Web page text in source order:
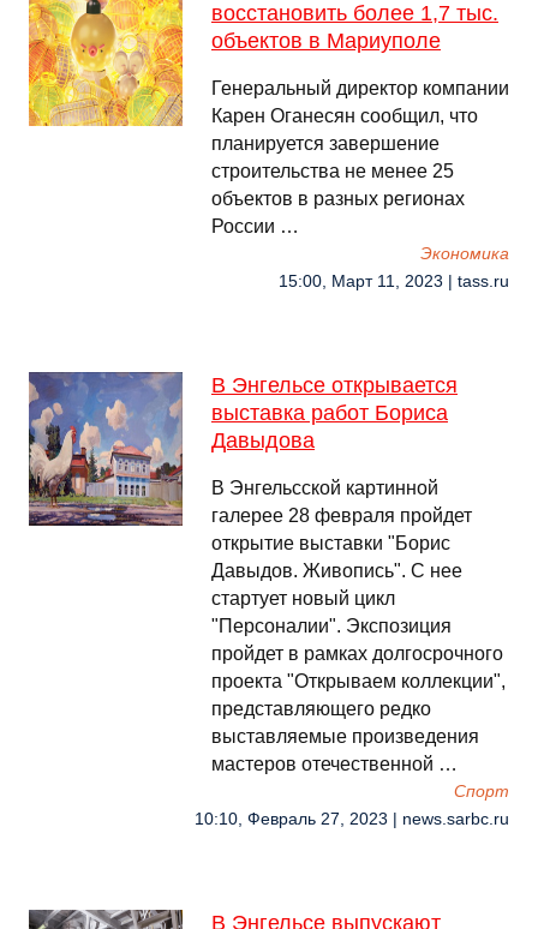
восстановить более 1,7 тыс.
объектов в Мариуполе
Генеральный директор компании
Карен Оганесян сообщил, что
планируется завершение
строительства не менее 25
объектов в разных регионах
России …
Экономика
15:00, Март 11, 2023 | tass.ru
В Энгельсе открывается
выставка работ Бориса
Давыдова
В Энгельсской картинной
галерее 28 февраля пройдет
открытие выставки "Борис
Давыдов. Живопись". С нее
стартует новый цикл
"Персоналии". Экспозиция
пройдет в рамках долгосрочного
проекта "Открываем коллекции",
представляющего редко
выставляемые произведения
мастеров отечественной …
Спорт
10:10, Февраль 27, 2023 | news.sarbc.ru
В Энгельсе выпускают